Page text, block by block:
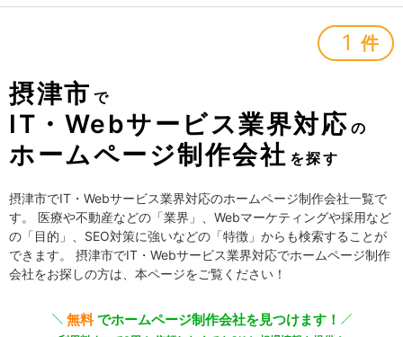
1 件
摂津市 で
IT・Webサービス業界対応 の
ホームページ制作会社 を探す
摂津市でIT・Webサービス業界対応のホームページ制作会社一覧で
す。 医療や不動産などの「業界」、Webマーケティングや採用など
の「目的」、SEO対策に強いなどの「特徴」からも検索することが
できます。 摂津市でIT・Webサービス業界対応でホームページ制作
会社をお探しの方は、本ページをご覧ください！
無料でホームページ制作会社を見つけます！